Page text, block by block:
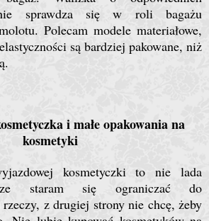
sprawdza się w roli bagażu
Polecam modele materiałowe,
są bardziej pakowane, niż
i małe opakowania na
kosmetyki
kosmetyczki to nie lada
staram się ograniczać do
z drugiej strony nie chcę, żeby